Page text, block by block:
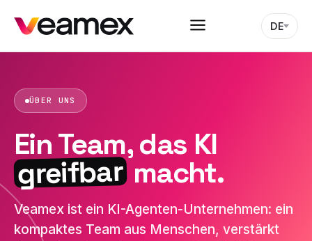
DE
ÜBER UNS
Ein Team, das KI
greifbarmacht.
Veamex ist ein KI-Agenten-Unternehmen: ein
kompaktes Team aus Menschen, verstärkt